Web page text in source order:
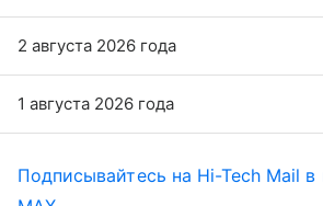
2 августа 2026 года
1 августа 2026 года
Подписывайтесь на Hi-Tech Mail